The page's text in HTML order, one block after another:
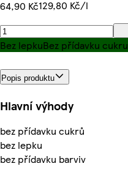
64,90 Kč129,80 Kč/l
Bez lepkuBez přídavku cukru
Popis produktu
Hlavní výhody
bez přídavku cukrů
bez lepku
bez přídavku barviv